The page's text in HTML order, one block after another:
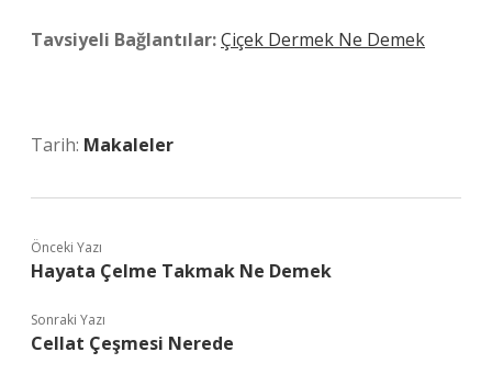
Tavsiyeli Bağlantılar:Çiçek Dermek Ne Demek
Tarih: Makaleler
Önceki Yazı
Hayata Çelme Takmak Ne Demek
Sonraki Yazı
Cellat Çeşmesi Nerede